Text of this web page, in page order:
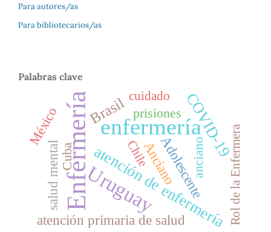
Para autores/as
Para bibliotecarios/as
Palabras clave
Enfermería enfermería
Uruguay
atención de enfermería
COVID-19
Brasil
Adolescente
atención primaria de salud
Anciano
salud mental
prisiones
México
Cuba anciano Rol de la Enfermera
Chile
cuidado